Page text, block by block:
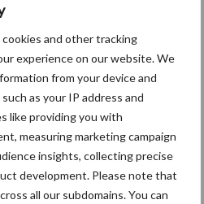
cookies and other tracking
experience on our website. We
from your device and
as your IP address and
like providing you with
measuring marketing campaign
insights, collecting precise
development. Please note that
all our subdomains. You can
om de
hoek
in samenwerking met Lely,
kans om te zien hoe in de praktijk
functioneert. Daarnaast,